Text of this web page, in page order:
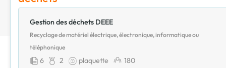
Gestion des déchets DEEE
Recyclage de matériel électrique, électronique, informatique ou
téléphonique
6 2 plaquette 180